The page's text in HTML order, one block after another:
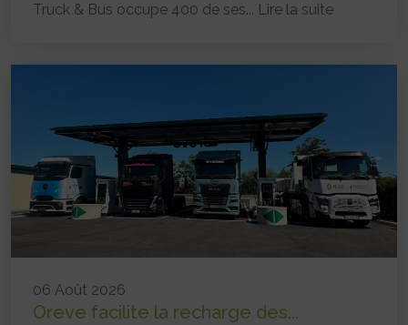
Truck & Bus occupe 400 de ses... Lire la suite
06 Août 2026
Oreve facilite la recharge des...